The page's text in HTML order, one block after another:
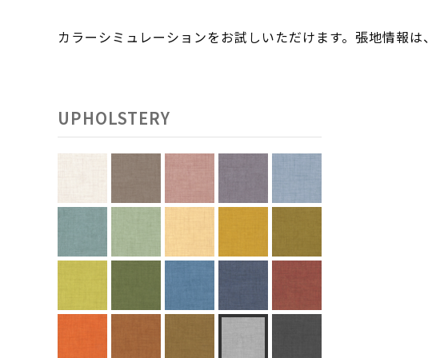
カラーシミュレーションをお試しいただけます。張地情報は、
UPHOLSTERY